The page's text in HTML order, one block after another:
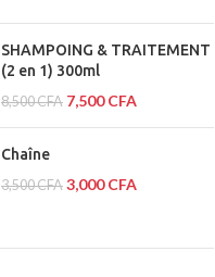
SHAMPOING & TRAITEMENT
(2 en 1) 300ml
8,500CFA 7,500CFA
Chaîne
3,500CFA 3,000CFA